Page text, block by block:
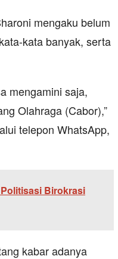
mengaku belum
kata banyak, serta
mengamini saja,
Olahraga (Cabor),”
telepon WhatsApp,
Birokrasi
kabar adanya